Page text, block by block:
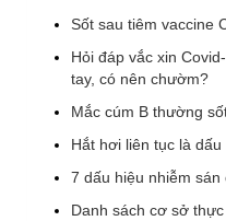
Sốt sau tiêm vaccine
Hỏi đáp vắc xin
tay, có nên chườm?
Mắc cúm B thường
Hắt hơi liên tục là
7 dấu hiệu nhiễm
Danh sách cơ sở